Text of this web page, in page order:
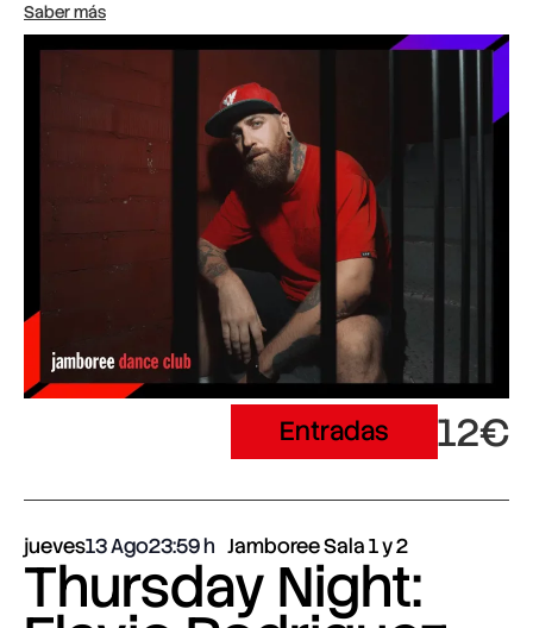
Saber más
Entradas 12€
jueves13 Ago23:59 Jamboree Sala 1 y 2
Thursday Night: